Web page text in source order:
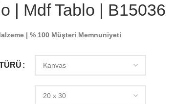
| Mdf Tablo | B15036
| % 100 Müşteri Memnuniyeti